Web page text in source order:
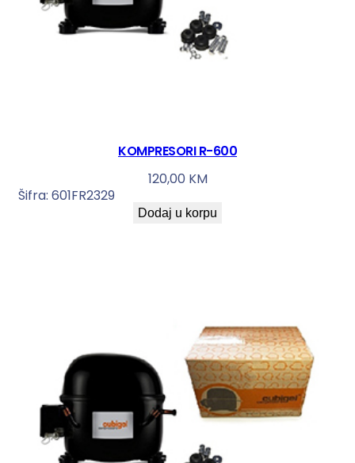
KOMPRESORI R-600
120,00 KM
Šifra: 601FR2329
Dodaj u korpu